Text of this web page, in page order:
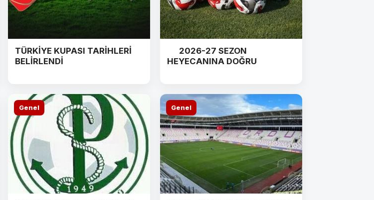
TÜRKİYE KUPASI TARİHLERİ
BELİRLENDİ
2026-27 SEZON
HEYECANINA DOĞRU
Genel Genel